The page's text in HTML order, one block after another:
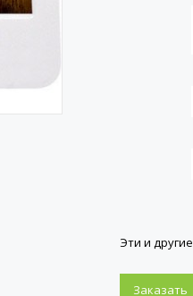
Эти и другие
Заказать